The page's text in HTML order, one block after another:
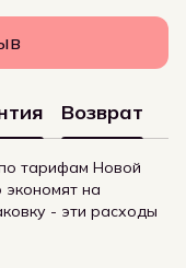
Возврат
тарифам Новой
на
- эти расходы